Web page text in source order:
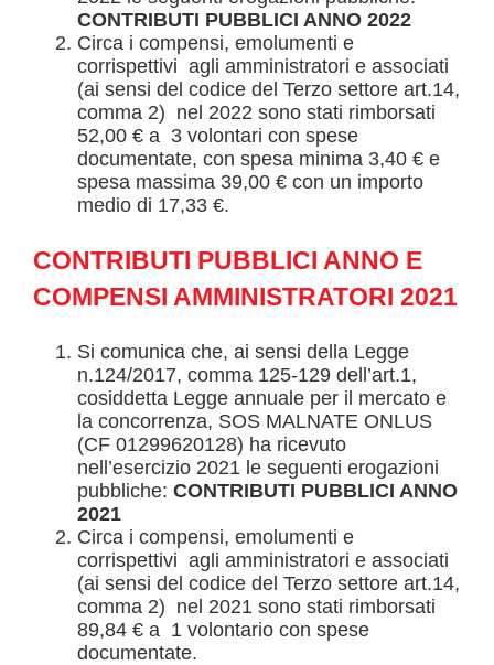
CONTRIBUTI PUBBLICI ANNO 2022
Circa i compensi, emolumenti e
corrispettivi agli amministratori e associati
(ai sensi del codice del Terzo settore art.14,
comma 2) nel 2022 sono stati rimborsati
52,00 € a 3 volontari con spese
documentate, con spesa minima 3,40 € e
spesa massima 39,00 € con un importo
medio di 17,33 €.
CONTRIBUTI PUBBLICI ANNO E
COMPENSI AMMINISTRATORI 2021
Si comunica che, ai sensi della Legge
n.124/2017, comma 125-129 dell’art.1,
cosiddetta Legge annuale per il mercato e
la concorrenza, SOS MALNATE ONLUS
(CF 01299620128) ha ricevuto
nell’esercizio 2021 le seguenti erogazioni
pubbliche: CONTRIBUTI PUBBLICI ANNO
2021
Circa i compensi, emolumenti e
corrispettivi agli amministratori e associati
(ai sensi del codice del Terzo settore art.14,
comma 2) nel 2021 sono stati rimborsati
89,84 € a 1 volontario con spese
documentate.